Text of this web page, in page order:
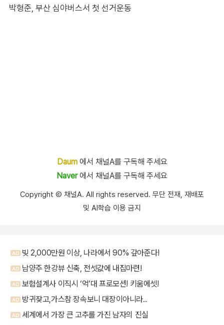
박형준, 부산 심야버스서 첫 선거운동
Daum에서 채널A를 구독해 주세요
Naver에서 채널A를 구독해 주세요
Copyright Ⓒ 채널A. All rights reserved. 무단 전재, 재배포
및 AI학습 이용 금지